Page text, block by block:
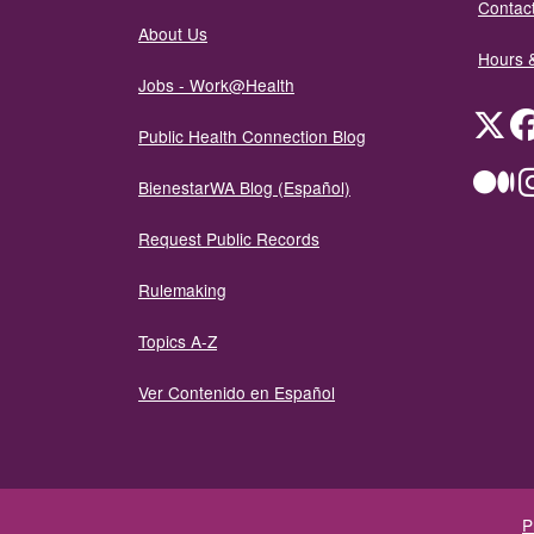
About Us
Jobs - Work@Health
Public Health Connection Blog
BienestarWA Blog (Español)
Request Public Records
Rulemaking
Topics A-Z
Ver Contenido en Español
Hours